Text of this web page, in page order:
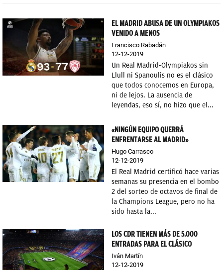
FEMENINO
PAPARAZZI
OKDIARIO
EL MADRID ABUSA DE UN OLYMPIAKOS
VENIDO A MENOS
Francisco Rabadán
12-12-2019
Un Real Madrid-Olympiakos sin
Llull ni Spanoulis no es el clásico
que todos conocemos en Europa,
ni de lejos. La ausencia de
leyendas, eso sí, no hizo que el...
«NINGÚN EQUIPO QUERRÁ
ENFRENTARSE AL MADRID»
Hugo Carrasco
12-12-2019
El Real Madrid certificó hace varias
semanas su presencia en el bombo
2 del sorteo de octavos de final de
la Champions League, pero no ha
sido hasta la...
LOS CDR TIENEN MÁS DE 5.000
ENTRADAS PARA EL CLÁSICO
Iván Martín
12-12-2019